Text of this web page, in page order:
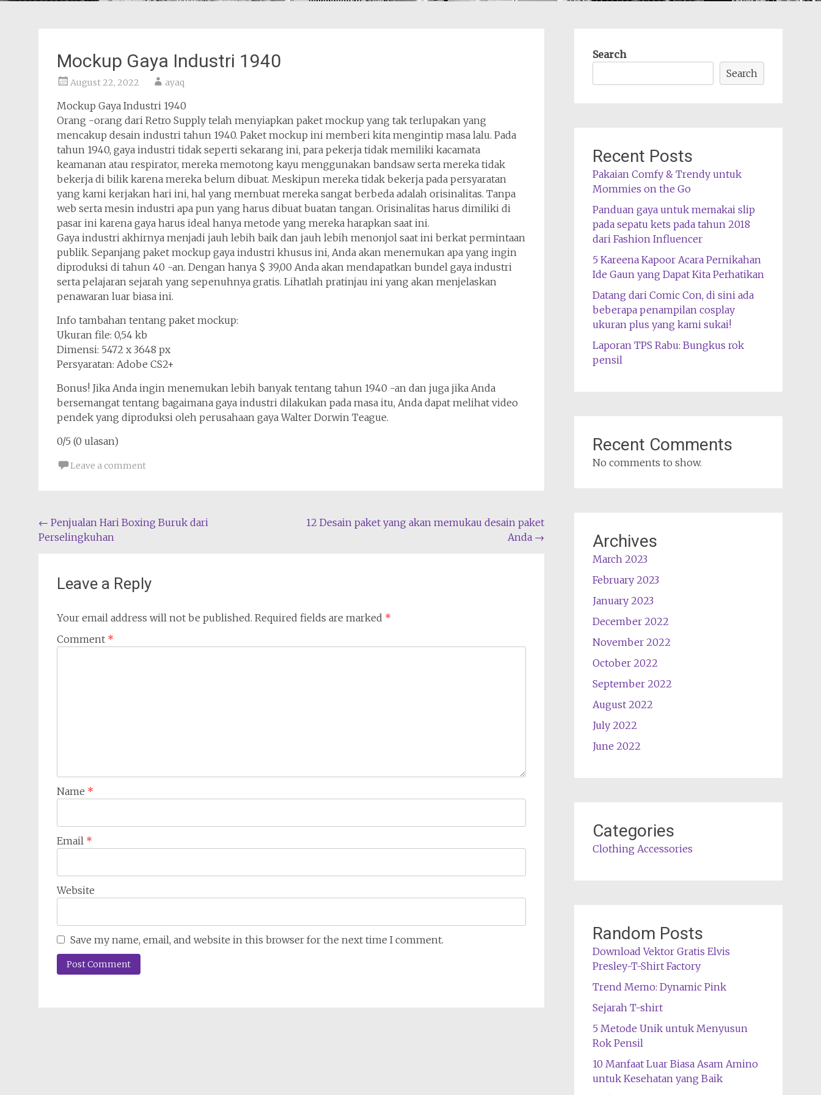
Mockup Gaya Industri 1940
August 22, 2022 ayaq
Mockup Gaya Industri 1940
Orang -orang dari Retro Supply telah menyiapkan paket mockup yang tak terlupakan yang
mencakup desain industri tahun 1940. Paket mockup ini memberi kita mengintip masa lalu. Pada
tahun 1940, gaya industri tidak seperti sekarang ini, para pekerja tidak memiliki kacamata
keamanan atau respirator, mereka memotong kayu menggunakan bandsaw serta mereka tidak
bekerja di bilik karena mereka belum dibuat. Meskipun mereka tidak bekerja pada persyaratan
yang kami kerjakan hari ini, hal yang membuat mereka sangat berbeda adalah orisinalitas. Tanpa
web serta mesin industri apa pun yang harus dibuat buatan tangan. Orisinalitas harus dimiliki di
pasar ini karena gaya harus ideal hanya metode yang mereka harapkan saat ini.
Gaya industri akhirnya menjadi jauh lebih baik dan jauh lebih menonjol saat ini berkat permintaan
publik. Sepanjang paket mockup gaya industri khusus ini, Anda akan menemukan apa yang ingin
diproduksi di tahun 40 -an. Dengan hanya $ 39,00 Anda akan mendapatkan bundel gaya industri
serta pelajaran sejarah yang sepenuhnya gratis. Lihatlah pratinjau ini yang akan menjelaskan
penawaran luar biasa ini.
Info tambahan tentang paket mockup:
Ukuran file: 0,54 kb
Dimensi: 5472 x 3648 px
Persyaratan: Adobe CS2+
Bonus! Jika Anda ingin menemukan lebih banyak tentang tahun 1940 -an dan juga jika Anda
bersemangat tentang bagaimana gaya industri dilakukan pada masa itu, Anda dapat melihat video
pendek yang diproduksi oleh perusahaan gaya Walter Dorwin Teague.
0/5 (0 ulasan)
Leave a comment
Post
navigation
← Penjualan Hari Boxing Buruk dari
Perselingkuhan
12 Desain paket yang akan memukau desain paket
Anda →
Leave a Reply
Your email address will not be published. Required fields are marked *
Comment *
Name *
Email *
Website
Save my name, email, and website in this browser for the next time I comment.
Search
Search
Recent Posts
Pakaian Comfy & Trendy untuk
Mommies on the Go
Panduan gaya untuk memakai slip
pada sepatu kets pada tahun 2018
dari Fashion Influencer
5 Kareena Kapoor Acara Pernikahan
Ide Gaun yang Dapat Kita Perhatikan
Datang dari Comic Con, di sini ada
beberapa penampilan cosplay
ukuran plus yang kami sukai!
Laporan TPS Rabu: Bungkus rok
pensil
Recent Comments
No comments to show.
Archives
March 2023
February 2023
January 2023
December 2022
November 2022
October 2022
September 2022
August 2022
July 2022
June 2022
Categories
Clothing Accessories
Random Posts
Download Vektor Gratis Elvis
Presley-T-Shirt Factory
Trend Memo: Dynamic Pink
Sejarah T-shirt
5 Metode Unik untuk Menyusun
Rok Pensil
10 Manfaat Luar Biasa Asam Amino
untuk Kesehatan yang Baik